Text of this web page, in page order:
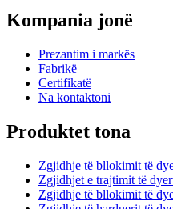
Kompania jonë
Prezantim i markës
Fabrikë
Certifikatë
Na kontaktoni
Produktet tona
Zgjidhje të bllokimit të
Zgjidhjet e trajtimit të
Zgjidhje të bllokimit të